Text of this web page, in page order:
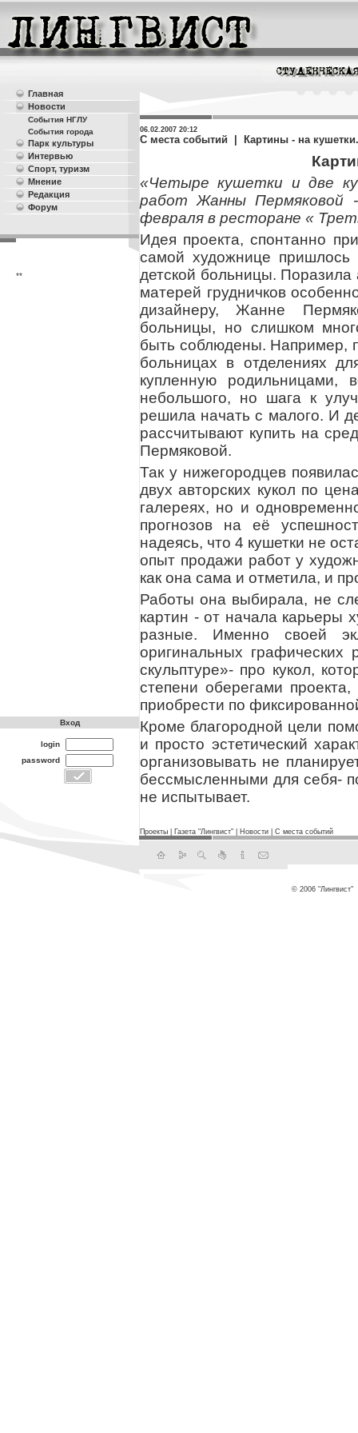
Главная
Новости
События НГЛУ
События города
Парк культуры
Интервью
Спорт, туризм
Мнение
Редакция
Форум
**
06.02.2007 20:12
С места событий | Картины - на
«Четыре кушетки и две
работ Жанны Пермяковой
февраля в ресторане «
Идея проекта, спонтанно
самой художнице пришлось
детской больницы. Поразила
матерей грудничков
дизайнеру, Жанне
больницы, но слишком
быть соблюдены. Например,
больницах в отделениях
купленную родильницами,
небольшого, но шага к
решила начать с малого. И
рассчитывают купить на
Пермяковой.
Так у нижегородцев
двух авторских кукол по
галереях, но и
прогнозов на её
надеясь, что 4 кушетки не
опыт продажи работ у
как она сама и отметила, и
Работы она выбирала, не
картин - от начала карьеры
разные. Именно своей
оригинальных графических
скульптуре»- про кукол,
степени оберегами
приобрести по
Кроме благородной цели
и просто эстетический
организовывать не
бессмысленными для себя-
не испытывает.
Проекты Газета "Лингвист" Новости С места событий
Вход
login
password
© 2006 "Лингвист"